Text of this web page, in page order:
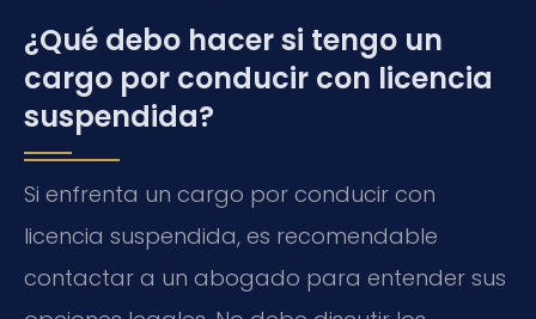
¿Qué debo hacer si tengo un
cargo por conducir con licencia
suspendida?
Si enfrenta un cargo por conducir con
licencia suspendida, es recomendable
contactar a un abogado para entender sus